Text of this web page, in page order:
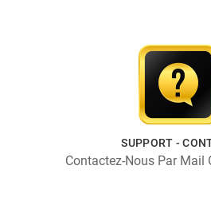
SUPPORT -
Contactez-Nous Par Mail